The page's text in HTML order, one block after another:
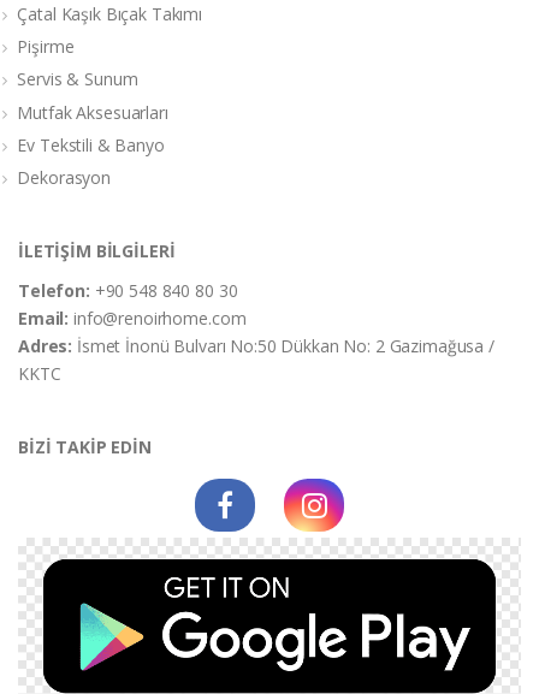
Çatal Kaşık Bıçak Takımı
Pişirme
Servis & Sunum
Mutfak Aksesuarları
Ev Tekstili & Banyo
Dekorasyon
İLETİŞİM BİLGİLERİ
Telefon: +90 548 840 80 30
Email:info@renoirhome.com
Adres: İsmet İnonü Bulvarı No:50 Dükkan No: 2 Gazimağusa /
KKTC
BİZİ TAKİP EDİN